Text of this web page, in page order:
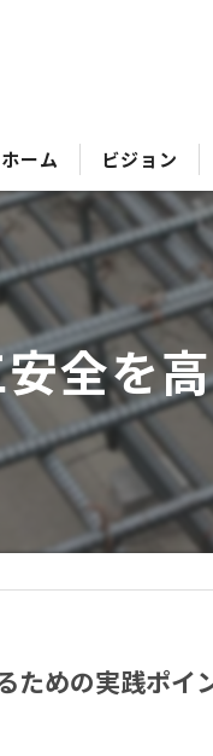
ホーム ビジョン
全を
ための実践ポイ